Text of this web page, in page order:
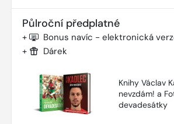
Půlroční předplatné
+ Bonus navíc - elektronická
+ Dárek
Knihy Václav
nevzdám! a
devadesátky